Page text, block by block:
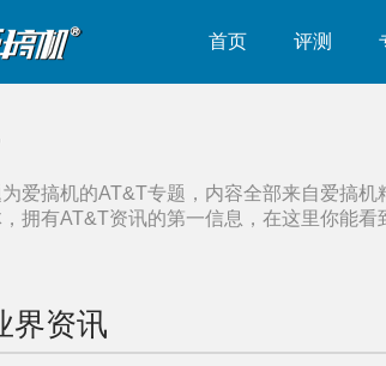
首页 评测
爱搞机的AT&T专题，内容全部来自爱搞机
拥有AT&T资讯的第一信息，在这里你能看
界资讯